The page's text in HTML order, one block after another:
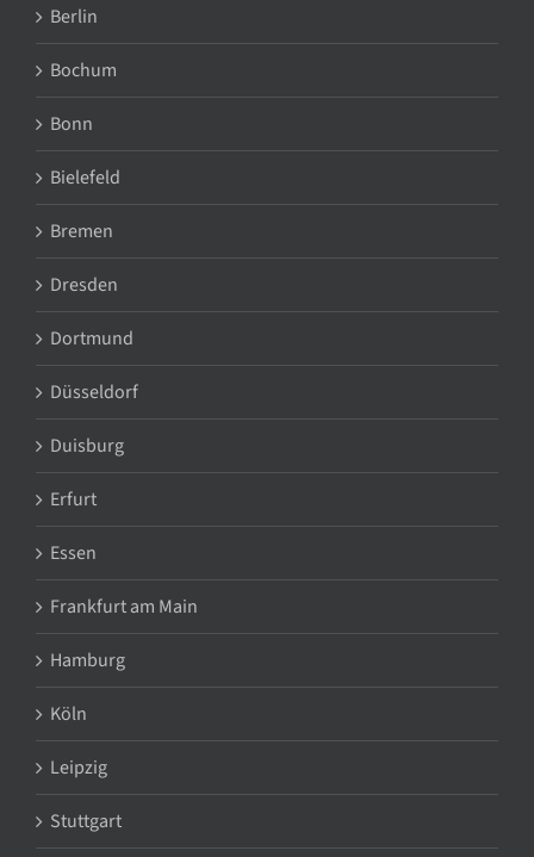
Berlin
Bochum
Bonn
Bielefeld
Bremen
Dresden
Dortmund
Düsseldorf
Duisburg
Erfurt
Essen
Frankfurt am Main
Hamburg
Köln
Leipzig
Stuttgart